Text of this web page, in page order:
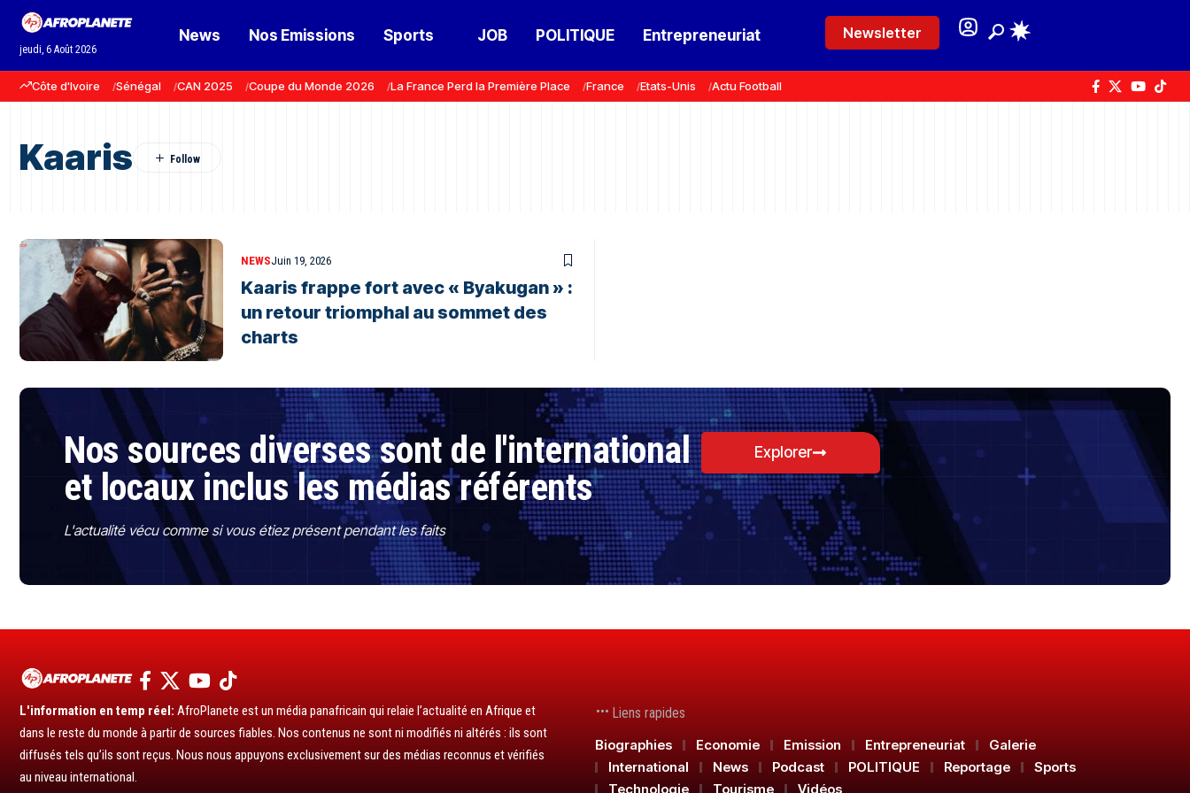
jeudi, 6 Août 2026
News Nos Emissions Sports JOB POLITIQUE Entrepreneuriat Newsletter
Côte d'Ivoire Sénégal CAN 2025 Coupe du Monde 2026 La France Perd la Première Place France Etats-Unis Actu Football
Kaaris
NEWSJuin 19, 2026
Kaaris frappe fort avec « Byakugan » :
un retour triomphal au sommet des
charts
Nos sources diverses sont de l'international
et locaux inclus les médias référents
L'actualité vécu comme si vous étiez présent pendant les faits
Explorer
L'information en temp réel: AfroPlanete est un média panafricain qui relaie l’actualité en Afrique et
dans le reste du monde à partir de sources fiables. Nos contenus ne sont ni modifiés ni altérés : ils sont
diffusés tels qu’ils sont reçus. Nous nous appuyons exclusivement sur des médias reconnus et vérifiés
au niveau international.
Liens rapides
Biographies
Economie Emission Entrepreneuriat
Galerie
International
News Podcast POLITIQUE Reportage
Sports
Technologie
Tourisme Vidéos